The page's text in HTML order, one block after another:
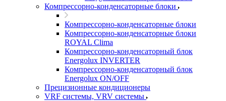
Компрессорно-конденсаторные блоки
Компрессорно-конденсаторные блоки
Компрессорно-конденсаторные блоки
ROYAL Clima
Компрессорно-конденсаторный блок
Energolux INVERTER
Компрессорно-конденсаторный блок
Energolux ON/OFF
Прецизионные кондиционеры
VRF системы, VRV системы